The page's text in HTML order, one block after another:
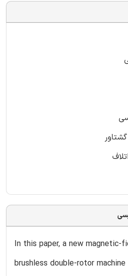
In this paper, a new magnetic-
brushless double-rotor